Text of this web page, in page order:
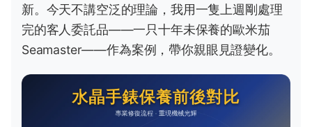
新。今天不講空泛的理論，我用一隻上週剛處理
完的客人委託品——一只十年未保養的歐米茄
Seamaster——作為案例，帶你親眼見證變化。